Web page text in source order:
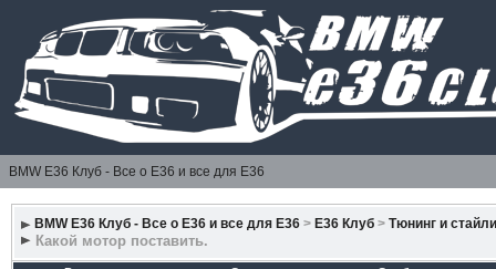
BMW E36 Клуб - Все о Е36 и все для Е36
BMW E36 Клуб - Все о Е36 и все для Е36 > E36 Клуб > Тюнинг и
Какой мотор поставить.